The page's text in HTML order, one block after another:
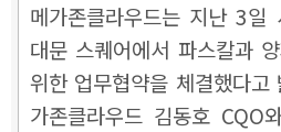
메가존클라우드는 지난 3
대문 스퀘어에서 파스칼과
위한 업무협약을 체결했다고
가존클라우드 김동호 CQO